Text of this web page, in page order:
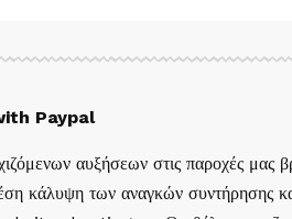
Paypal
αυξήσεων στις παροχές μας
κάλυψη των αναγκών συντήρησης